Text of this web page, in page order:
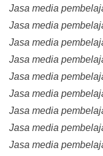
Jasa media
Jasa media
Jasa media
Jasa media
Jasa media
Jasa media
Jasa media
Jasa media
Jasa media